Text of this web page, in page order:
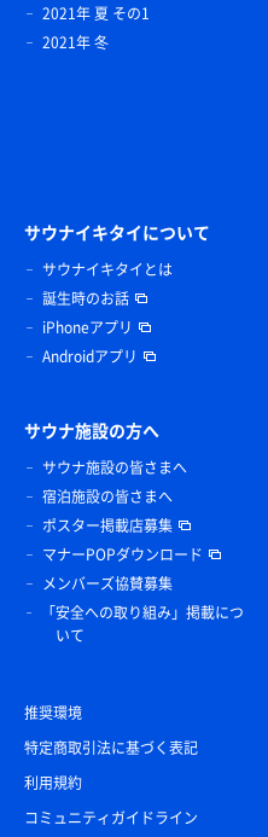
2021年 夏 その1
2021年 冬
サウナイキタイについて
サウナイキタイとは
誕生時のお話
iPhoneアプリ
Androidアプリ
サウナ施設の方へ
サウナ施設の皆さまへ
宿泊施設の皆さまへ
ポスター掲載店募集
マナーPOPダウンロード
メンバーズ協賛募集
「安全への取り組み」掲載につ
いて
推奨環境
特定商取引法に基づく表記
利用規約
コミュニティガイドライン